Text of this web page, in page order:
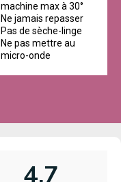
machine max à 30°
Ne jamais repasser
Pas de sèche-linge
Ne pas mettre au
micro-onde